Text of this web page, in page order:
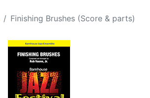
Finishing Brushes (Score & parts)